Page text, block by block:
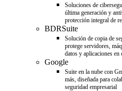
Soluciones de
última generación y
protección integral de
BDRSuite
Solución de copia de
protege servidores,
datos y aplicaciones en
Google
Suite en la nube con
más, diseñada para
seguridad empresarial